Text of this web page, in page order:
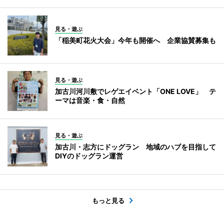
見る・遊ぶ
「稲美町花火大会」今年も開催へ 企業協賛募集も
見る・遊ぶ
加古川河川敷でレゲエイベント「ONE LOVE」 テ
ーマは音楽・食・自然
見る・遊ぶ
加古川・志方にドッグラン 地域のハブを目指して
DIYのドッグラン運営
もっと見る